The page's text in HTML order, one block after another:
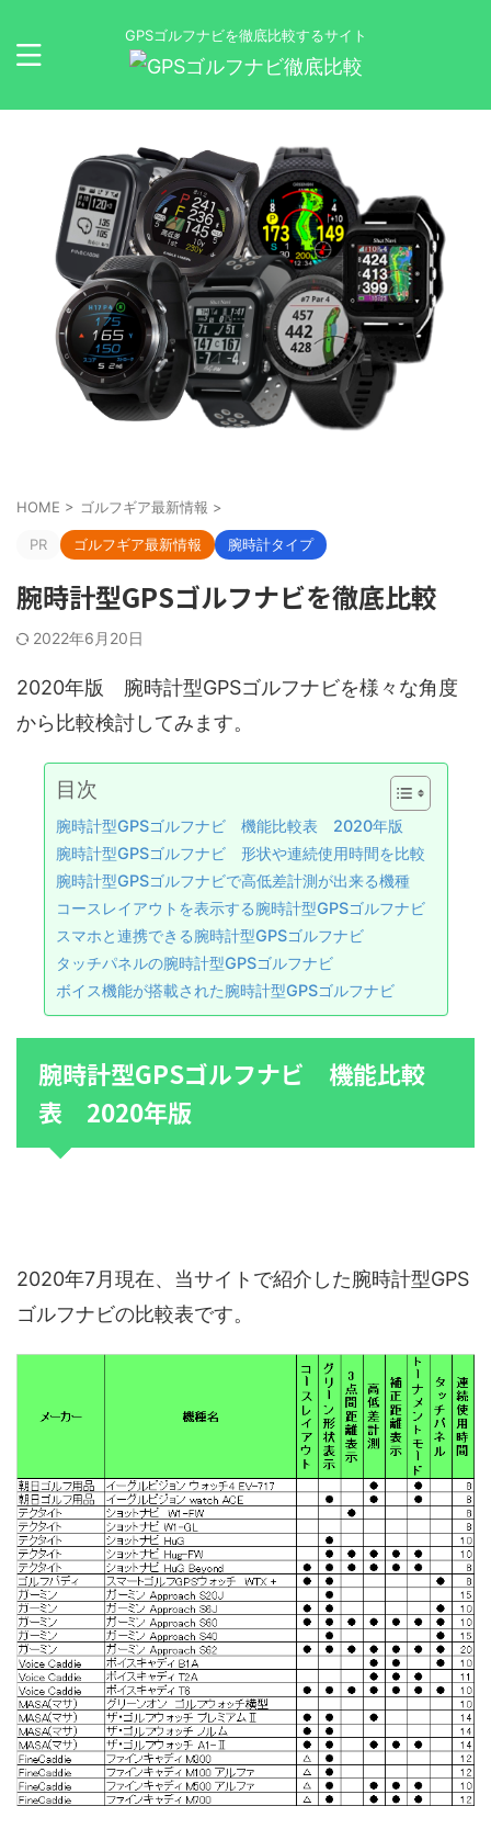
GPSゴルフナビを徹底比較するサイト
HOME > ゴルフギア最新情報 >
PR ゴルフギア最新情報 腕時計タイプ
腕時計型GPSゴルフナビを徹底比較
2022年6月20日
2020年版 腕時計型GPSゴルフナビを様々な角度
から比較検討してみます。
目次
腕時計型GPSゴルフナビ 機能比較表 2020年版
腕時計型GPSゴルフナビ 形状や連続使用時間を比較
腕時計型GPSゴルフナビで高低差計測が出来る機種
コースレイアウトを表示する腕時計型GPSゴルフナビ
スマホと連携できる腕時計型GPSゴルフナビ
タッチパネルの腕時計型GPSゴルフナビ
ボイス機能が搭載された腕時計型GPSゴルフナビ
腕時計型GPSゴルフナビ 機能比較
表 2020年版
2020年7月現在、当サイトで紹介した腕時計型GPS
ゴルフナビの比較表です。